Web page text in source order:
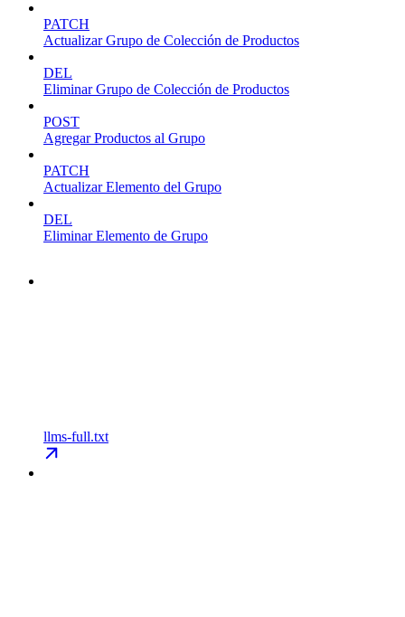
PATCH
Actualizar Grupo de Colección de Productos
DEL
Eliminar Grupo de Colección de Productos
POST
Agregar Productos al Grupo
PATCH
Actualizar Elemento del Grupo
DEL
Eliminar Elemento de Grupo
llms-full.txt